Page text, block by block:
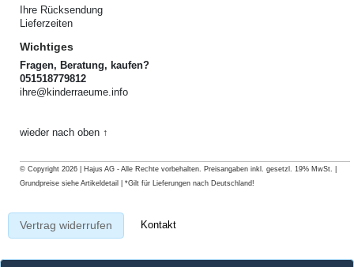
Ihre Rücksendung
Lieferzeiten
Wichtiges
Fragen, Beratung, kaufen?
051518779812
ihre@kinderraeume.info
wieder nach oben ↑
© Copyright 2026 | Hajus AG - Alle Rechte vorbehalten. Preisangaben inkl. gesetzl. 19% MwSt. |
Grundpreise siehe Artikeldetail | *Gilt für Lieferungen nach Deutschland!
Vertrag widerrufen Kontakt